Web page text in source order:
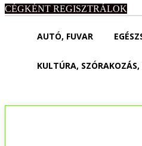
CÉGKÉNT REGISZTRÁLOK
AUTÓ, FUVAR
KULTÚRA,